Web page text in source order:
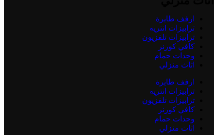
ارفف طايرة
ترابيزات انتريه
ترابيزات تلفزيون
كافي كورنر
وحدات حمام
اثاث منزلي
ارفف طايرة
ترابيزات انتريه
ترابيزات تلفزيون
كافي كورنر
وحدات حمام
اثاث منزلي